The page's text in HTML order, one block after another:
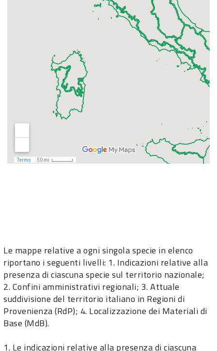
Le mappe relative a ogni singola specie in elenco
riportano i seguenti livelli: 1. Indicazioni relative alla
presenza di ciascuna specie sul territorio nazionale;
2. Confini amministrativi regionali; 3. Attuale
suddivisione del territorio italiano in Regioni di
Provenienza (RdP); 4. Localizzazione dei Materiali di
Base (MdB).
1. Le indicazioni relative alla presenza di ciascuna